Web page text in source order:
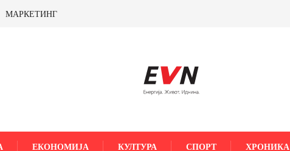
МАРКЕТИНГ
ЕКОНОМИЈА КУЛТУРА СПОРТ ХРОНИКА